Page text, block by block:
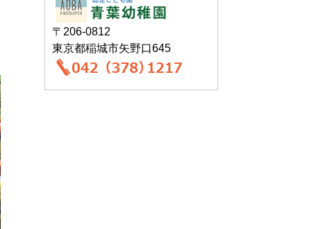
〒206-0812
東京都稲城市矢野口645